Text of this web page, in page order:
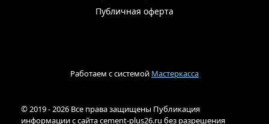
Публичная оферта
Работаем с системой Мастеркасса
© 2019 - 2026 Все права защищены Публикация
информации с сайта cement-plus26.ru без разрешения